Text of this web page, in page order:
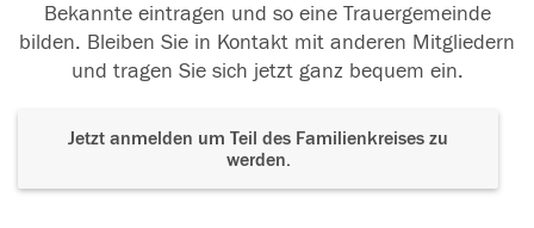
Bekannte eintragen und so eine Trauergemeinde
bilden. Bleiben Sie in Kontakt mit anderen Mitgliedern
und tragen Sie sich jetzt ganz bequem ein.
Jetzt anmelden um Teil des Familienkreises zu
werden.